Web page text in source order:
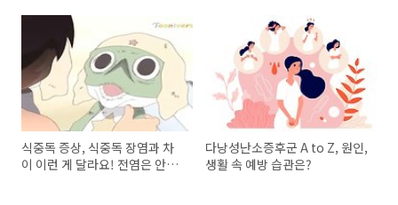
식중독 증상, 식중독 장염과 차
이 이런 게 달라요! 전염은 안될
다낭성난소증후군 A to Z, 원인,
생활 속 예방 습관은?